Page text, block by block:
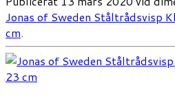
Jonas of Sweden Ståltrådsvisp
cm.